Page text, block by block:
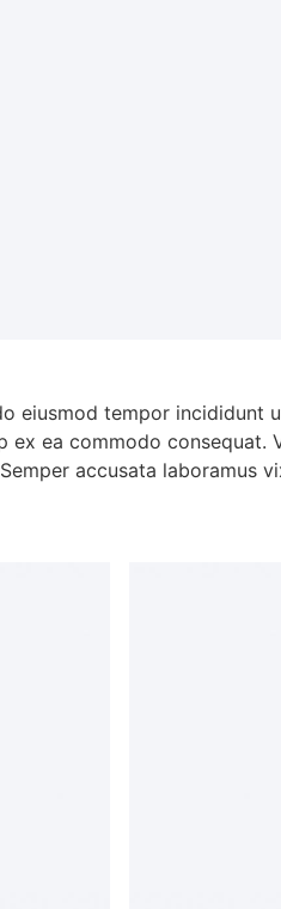
eiusmod tempor incididunt
ea commodo consequat.
accusata laboramus